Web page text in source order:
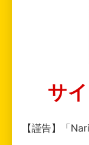
サ
【謹告】「